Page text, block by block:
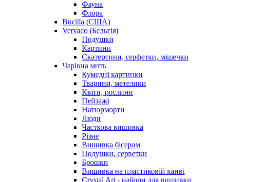
Фауна
Флора
Bucilla (США)
Vervaco (Бельгія)
Подушки
Картини
Скатертини, серфетки, мішечки
Чарiвна мить
Кумедні картинки
Тварини, метелики
Квіти, рослини
Пейзажі
Натюрморти
Люди
Часткова вишивка
Різне
Вишивка бісером
Подушки, серветки
Брошки
Вишивка на пластиковій канві
Crystal Art - набори для вишивки